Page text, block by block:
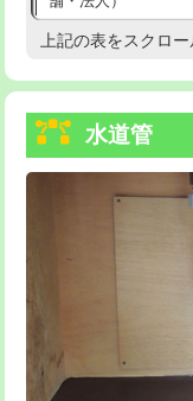
給水管工事※（塩ビ
給水管工事※（ライ
管・ポリ管・HT管
給水管工事※（ライ
管・ポリ管・HT管
排水管工事（土の
排水管工事（排水管
排水管工事（追加
高度高圧洗浄換
トーラー機使用/3m
追加トーラー機使
止水・漏水調査・防
理・調整・分解・加
上記の表をスクロ
水道管